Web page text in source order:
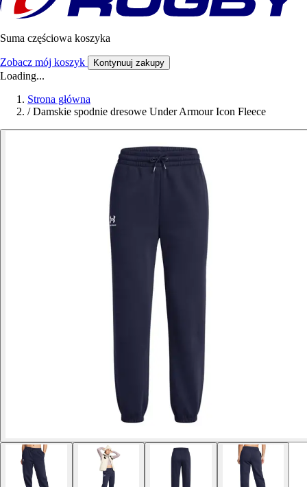
Suma częściowa koszyka
Zobacz mój koszyk Kontynuuj zakupy
Loading...
Strona główna
/ Damskie spodnie dresowe Under Armour Icon Fleece